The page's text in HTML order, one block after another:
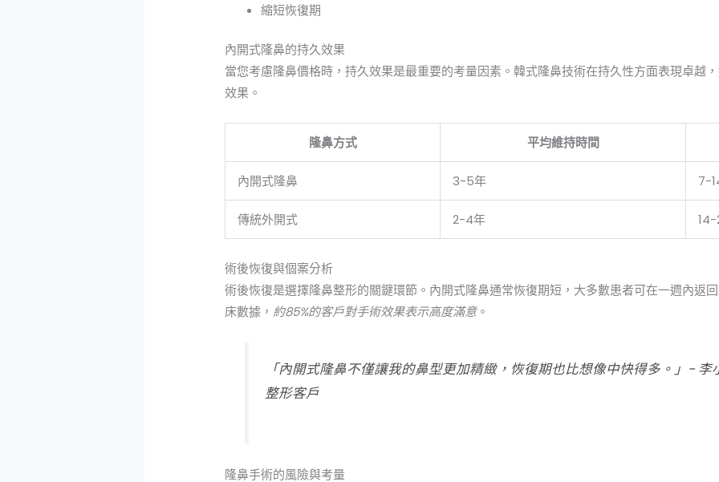
縮短恢復期
內開式隆鼻的持久效果
當您考慮隆鼻價格時，持久效果是最重要的考量因素。韓式隆鼻技術在持久性方面表現卓越
效果。
隆鼻方式 平均維持時間
內開式隆鼻 3-5年 7-
傳統外開式 2-4年 14-
術後恢復與個案分析
術後恢復是選擇隆鼻整形的關鍵環節。內開式隆鼻通常恢復期短，大多數患者可在一週內返
床數據， 約85%的客戶對手術效果表示高度滿意。
「內開式隆鼻不僅讓我的鼻型更加精緻，恢復期也比想像中快得多。」- 李
整形客戶
隆鼻手術的風險與考量